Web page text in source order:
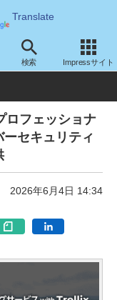
Translate
検索 Impressサイト
ィサービス
ロフェッショナ
セキュリティ
2026年6月4日 14:34